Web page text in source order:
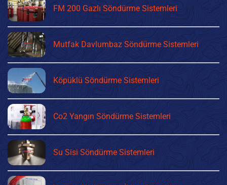
FM 200 Gazlı Söndürme Sistemleri
Mutfak Davlumbaz Söndürme Sistemleri
Köpüklü Söndürme Sistemleri
Co2 Yangın Söndürme Sistemleri
Su Sisi Söndürme Sistemleri